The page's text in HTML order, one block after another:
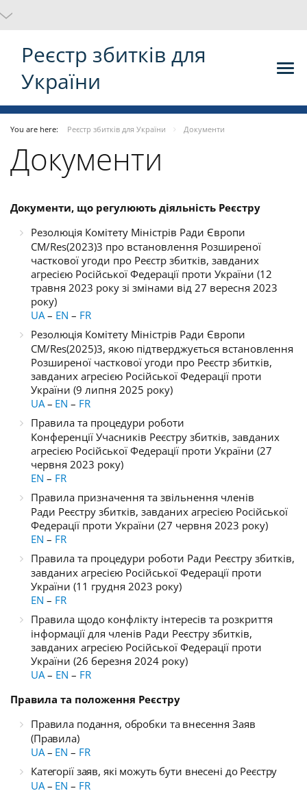
Реєстр збитків для
України
You are here: Реєстр збитків для України Документи
Документи
Документи, що регулюють діяльність Реєстру
Резолюція Комітету Міністрів Ради Європи
CM/Res(2023)3 про встановлення Розширеної
часткової угоди про Реєстр збитків, завданих
агресією Російської Федерації проти України (12
травня 2023 року зі змінами від 27 вересня 2023
року)
UA– EN – FR
Резолюція Комітету Міністрів Ради Європи
CM/Res(2025)3, якою підтверджується встановлення
Розширеної часткової угоди про Реєстр збитків,
завданих агресією Російської Федерації проти
України (9 липня 2025 року)
UA – EN – FR
Правила та процедури роботи
Конференції Учасників Реєстру збитків, завданих
агресією Російської Федерації проти України (27
червня 2023 року)
EN – FR
Правила призначення та звільнення членів
Ради Реєстру збитків, завданих агресією Російської
Федерації проти України (27 червня 2023 року)
EN – FR
Правила та процедури роботи Ради Реєстру збитків,
завданих агресією Російської Федерації проти
України (11 грудня 2023 року)
EN – FR
Правила щодо конфлікту інтересів та розкриття
інформації для членів Ради Реєстру збитків,
завданих агресією Російської Федерації проти
України (26 березня 2024 року)
UA– EN – FR
Правила та положення Реєстру
Правила подання, обробки та внесення Заяв
(Правила)
UA – EN – FR
Категорії заяв, які можуть бути внесені до Реєстру
UA– EN – FR